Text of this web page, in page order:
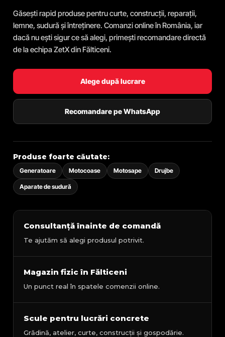
Găsești rapid produse pentru curte, construcții, reparații,
lemne, sudură și întreținere. Comanzi online în România, iar
dacă nu ești sigur ce să alegi, primești recomandare directă
de la echipa ZetX din Fălticeni.
Alege după lucrare
Recomandare pe WhatsApp
Produse foarte căutate:
Generatoare Motocoase Motosape Drujbe
Aparate de sudură
Consultanță înainte de comandă
Te ajutăm să alegi produsul potrivit.
Magazin fizic în Fălticeni
Un punct real în spatele comenzii online.
Scule pentru lucrări concrete
Grădină, atelier, curte, construcții și gospodărie.